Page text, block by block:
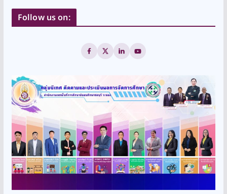
Follow us on: